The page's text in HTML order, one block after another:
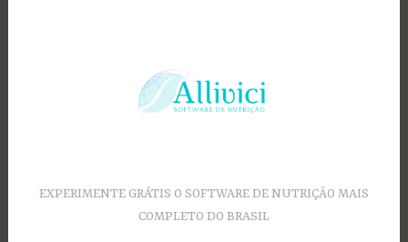
EXPERIMENTE GRÁTIS O SOFTWARE DE NUTRIÇÃO MAIS
COMPLETO DO BRASIL